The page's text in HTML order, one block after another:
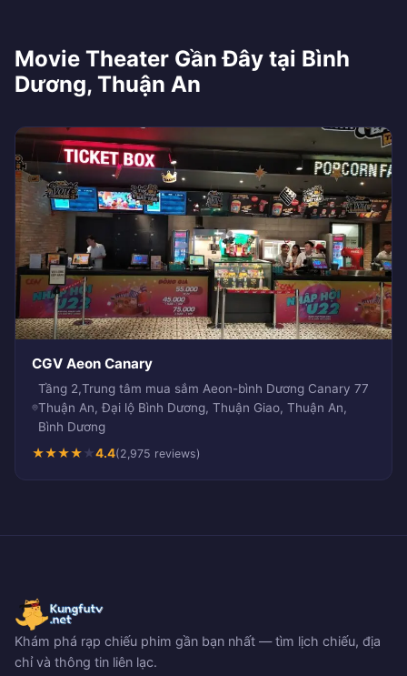
Movie Theater Gần Đây tại Bình
Dương, Thuận An
CGV Aeon Canary
Tầng 2,Trung tâm mua sắm Aeon-bình Dương Canary 77
Thuận An, Đại lộ Bình Dương, Thuận Giao, Thuận An,
Bình Dương
★★★★★4.4(2,975 reviews)
Khám phá rạp chiếu phim gần bạn nhất — tìm lịch chiếu, địa
chỉ và thông tin liên lạc.